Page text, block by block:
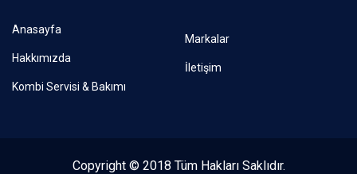
Anasayfa
Hakkımızda
Kombi Servisi & Bakımı
Markalar
İletişim
Copyright © 2018 Tüm Hakları Saklıdır.